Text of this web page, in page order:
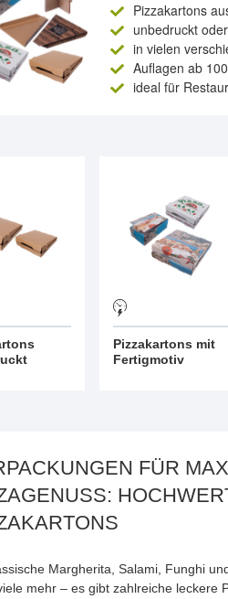
Pizzakartons
unbedruckt
in vielen
Auflagen ab
ideal für
Pizzakartons mit
Fertigmotiv
FÜR
Margherita, Salami, Funghi
mehr – es gibt zahlreiche leckere